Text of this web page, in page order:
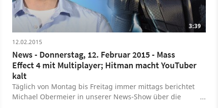
3:39
12.02.2015
News - Donnerstag, 12. Februar 2015 - Mass
Effect 4 mit Multiplayer; Hitman macht YouTuber
kalt
Täglich von Montag bis Freitag immer mittags berichtet
Michael Obermeier in unserer News-Show über die